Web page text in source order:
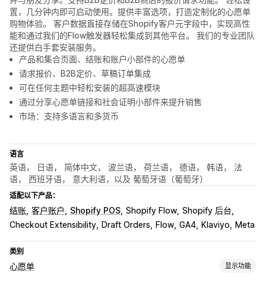
置，几分钟内即可启动使用。提供丰富选项，打造定制化的心愿单
购物体验。 客户数据直接存储在Shopify客户元字段中，实现高性
能和通过我们的Flow触发器轻松集成到其他平台。 我们的专业团队
还提供白手套安装服务。
产品和集合页面、结账和账户小部件的心愿单
请求报价、B2B定价、草稿订单集成
可在任何主题中轻松安装的超高速模块
通过分享心愿单链接和社会证明小部件来提升销售
市场：支持多语言和多货币
语言
英语， 日语， 简体中文， 波兰语， 荷兰语， 德语， 韩语， 法
语， 西班牙语， 意大利语，以及 葡萄牙语（葡萄牙）
适配以下产品：
结账 客户账户 Shopify POS Shopify Flow Shopify 后台
Checkout Extensibility
Draft Orders Flow GA4 Klaviyo Meta
类别
心愿单 显示功能